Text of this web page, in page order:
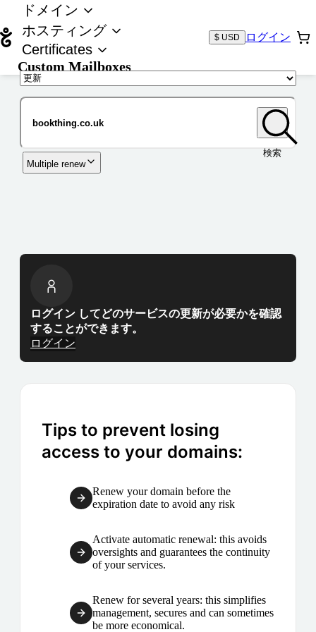
ドメイン
ホスティング
Certificates
Custom Mailboxes
$ USD ログイン
検索
Multiple renew
ログイン してどのサービスの更新が必要かを確認
することができます。
ログイン
Tips to prevent losing
access to your domains:
Renew your domain before the
expiration date to avoid any risk
Activate automatic renewal: this avoids
oversights and guarantees the continuity
of your services.
Renew for several years: this simplifies
management, secures and can sometimes
be more economical.